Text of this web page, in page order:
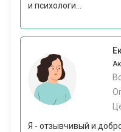
и психологи...
Я - отзывчивый и